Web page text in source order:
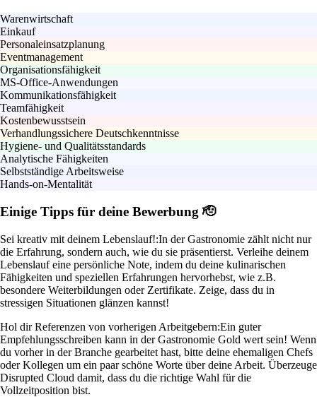
Warenwirtschaft
Einkauf
Personaleinsatzplanung
Eventmanagement
Organisationsfähigkeit
MS-Office-Anwendungen
Kommunikationsfähigkeit
Teamfähigkeit
Kostenbewusstsein
Verhandlungssichere Deutschkenntnisse
Hygiene- und Qualitätsstandards
Analytische Fähigkeiten
Selbstständige Arbeitsweise
Hands-on-Mentalität
Einige Tipps für deine Bewerbung 🫡
Sei kreativ mit deinem Lebenslauf!:In der Gastronomie zählt nicht nur
die Erfahrung, sondern auch, wie du sie präsentierst. Verleihe deinem
Lebenslauf eine persönliche Note, indem du deine kulinarischen
Fähigkeiten und speziellen Erfahrungen hervorhebst, wie z.B.
besondere Weiterbildungen oder Zertifikate. Zeige, dass du in
stressigen Situationen glänzen kannst!
Hol dir Referenzen von vorherigen Arbeitgebern:Ein guter
Empfehlungsschreiben kann in der Gastronomie Gold wert sein! Wenn
du vorher in der Branche gearbeitet hast, bitte deine ehemaligen Chefs
oder Kollegen um ein paar schöne Worte über deine Arbeit. Überzeuge
Disrupted Cloud damit, dass du die richtige Wahl für die
Vollzeitposition bist.